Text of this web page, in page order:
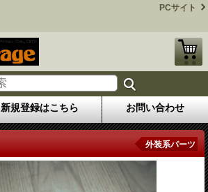
PCサイト
新規登録はこちら お問い合わせ
外装系パーツ